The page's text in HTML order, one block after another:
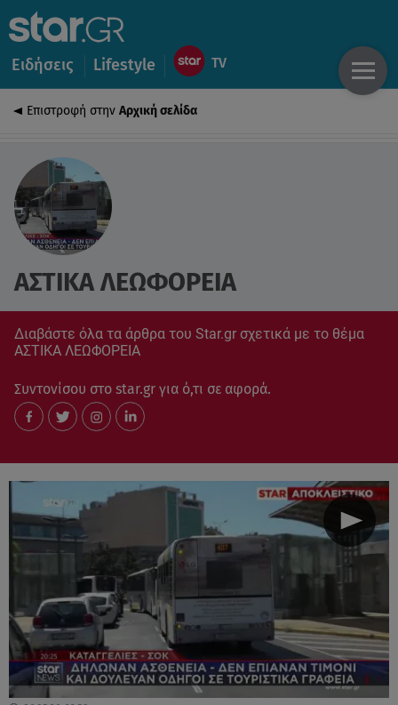
Ειδήσεις Lifestyle
Επιστροφή στην Αρχική σελίδα
ΑΣΤΙΚΑ ΛΕΩΦΟΡΕΙΑ
Διαβάστε όλα τα άρθρα του Star.gr σχετικά με το θέμα
ΑΣΤΙΚΑ ΛΕΩΦΟΡΕΙΑ
Συντονίσου στο star.gr για ό,τι σε αφορά.